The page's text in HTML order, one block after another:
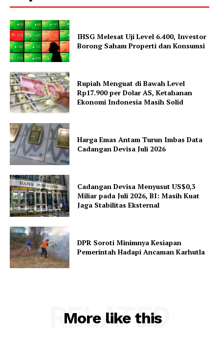
IHSG Melesat Uji Level 6.400, Investor
Borong Saham Properti dan Konsumsi
Rupiah Menguat di Bawah Level
Rp17.900 per Dolar AS, Ketahanan
Ekonomi Indonesia Masih Solid
Harga Emas Antam Turun Imbas Data
Cadangan Devisa Juli 2026
Cadangan Devisa Menyusut US$0,3
Miliar pada Juli 2026, BI: Masih Kuat
Jaga Stabilitas Eksternal
DPR Soroti Minimnya Kesiapan
Pemerintah Hadapi Ancaman Karhutla
More like this
RELATED